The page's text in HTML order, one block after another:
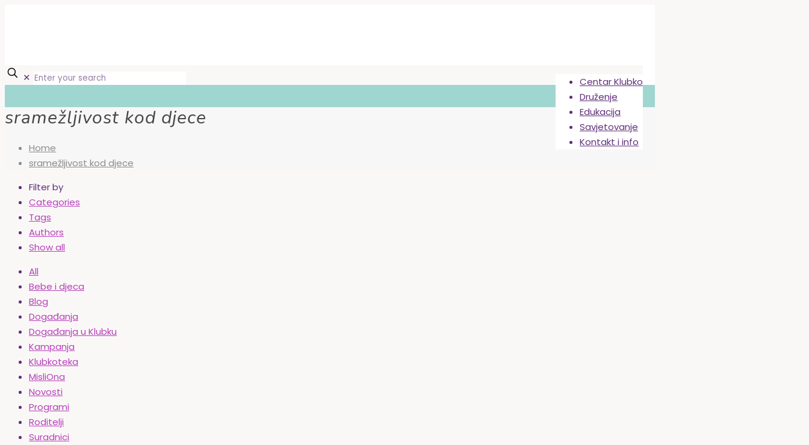
Centar Klubko
Druženje
Edukacija
Savjetovanje
Kontakt i info
✕
sramežljivost kod djece
Home
sramežljivost kod djece
Filter by
Categories
Tags
Authors
Show all
All
Bebe i djeca
Blog
Događanja
Događanja u Klubku
Kampanja
Klubkoteka
MisliOna
Novosti
Programi
Roditelji
Suradnici